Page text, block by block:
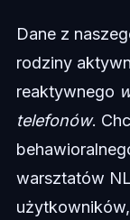
Dane z
rodziny
reaktywnego
telefonów.
warsztatów